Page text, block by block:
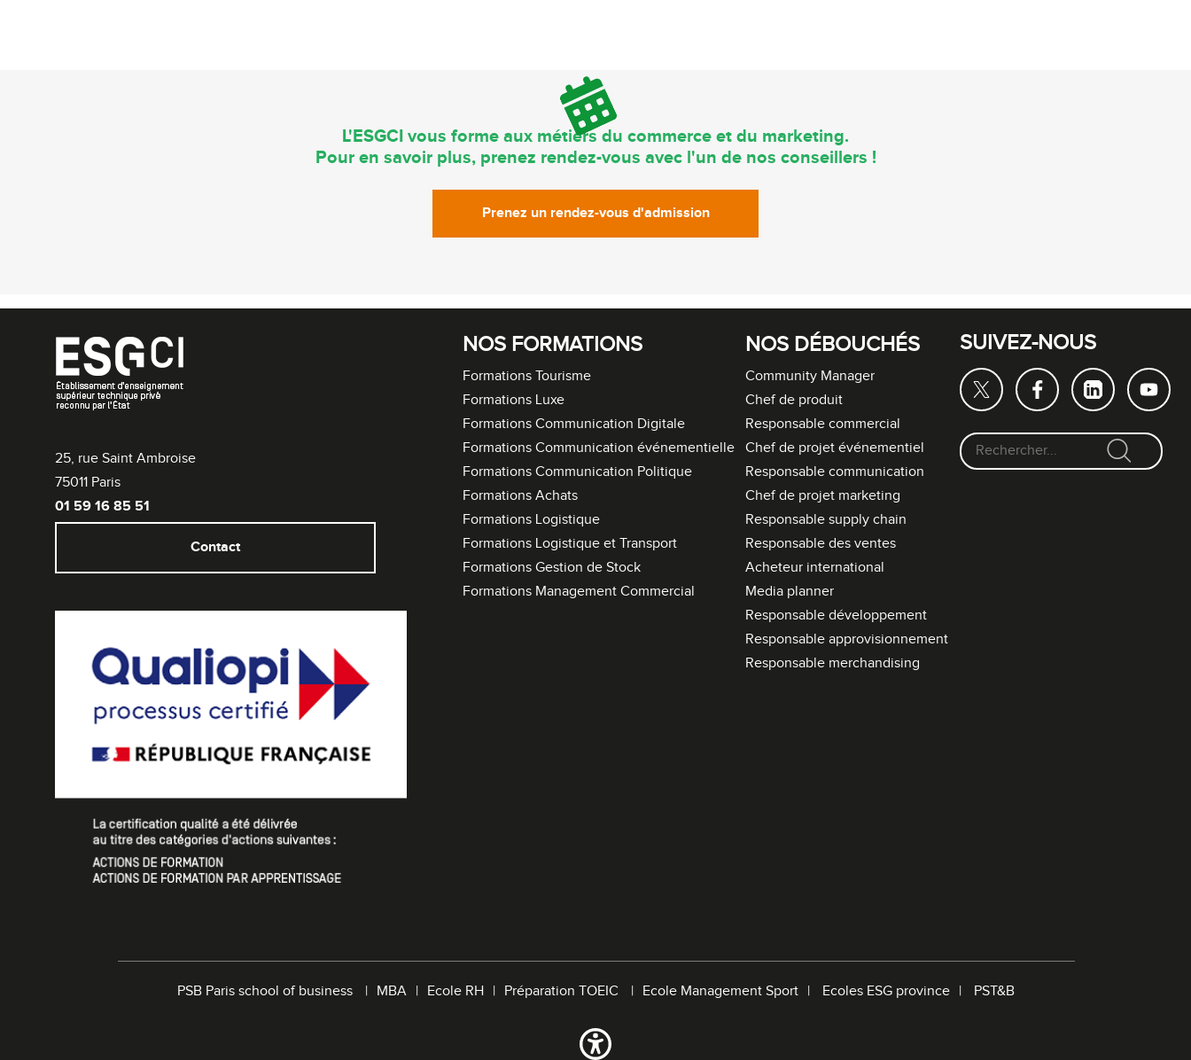
L'ESGCI vous forme aux métiers du commerce et du marketing.
Pour en savoir plus, prenez rendez-vous avec l'un de nos conseillers !
Prenez un rendez-vous d'admission
25, rue Saint Ambroise
75011 Paris
01 59 16 85 51
Contact
NOS FORMATIONS
Formations Tourisme
Formations Luxe
Formations Communication Digitale
Formations Communication événementielle
Formations Communication Politique
Formations Achats
Formations Logistique
Formations Logistique et Transport
Formations Gestion de Stock
Formations Management Commercial
NOS DÉBOUCHÉS
Community Manager
Chef de produit
Responsable commercial
Chef de projet événementiel
Responsable communication
Chef de projet marketing
Responsable supply chain
Responsable des ventes
Acheteur international
Media planner
Responsable développement
Responsable approvisionnement
Responsable merchandising
SUIVEZ-NOUS
F
PSB Paris school of business MBA Ecole RH Préparation TOEIC Ecole Management Sport Ecoles ESG province PST&B